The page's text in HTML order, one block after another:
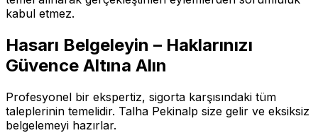
kabul etmez.
Hasarı Belgeleyin – Haklarınızı
Güvence Altına Alın
Profesyonel bir ekspertiz, sigorta karşısındaki tüm
taleplerinin temelidir. Talha Pekinalp size gelir ve eksiksiz
belgelemeyi hazırlar.